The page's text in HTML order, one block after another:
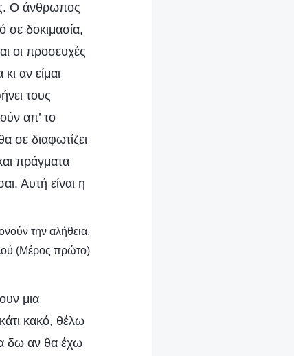
Ο άνθρωπος
σε δοκιμασία,
οι προσευχές
αν είμαι
τους
απ’ το
σε διαφωτίζει
πράγματα
Αυτή είναι η
την αλήθεια,
(Μέρος πρώτο)
μια
κακό, θέλω
δω αν θα έχω